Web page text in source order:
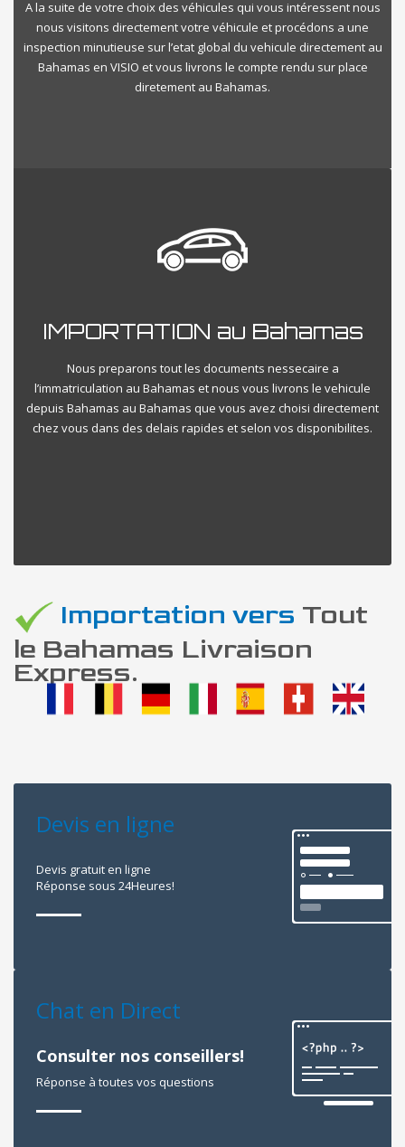
A la suite de votre choix des véhicules qui vous intéressent nous
nous visitons directement votre véhicule et procédons a une
inspection minutieuse sur l’etat global du vehicule directement au
Bahamas en VISIO et vous livrons le compte rendu sur place
diretement au Bahamas.
IMPORTATION au Bahamas
Nous preparons tout les documents nessecaire a
l’immatriculation au Bahamas et nous vous livrons le vehicule
depuis Bahamas au Bahamas que vous avez choisi directement
chez vous dans des delais rapides et selon vos disponibilites.
Importation vers Tout
le Bahamas Livraison
Express.
Devis en ligne
Devis gratuit en ligne
Réponse sous 24Heures!
Chat en Direct
Consulter nos conseillers!
Réponse à toutes vos questions